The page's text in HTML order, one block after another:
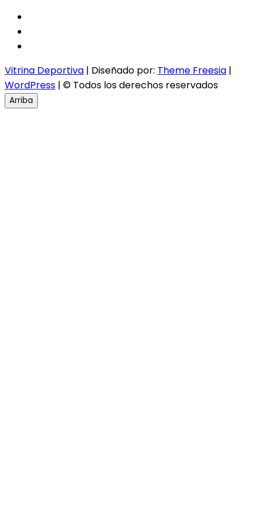
Vitrina Deportiva | Diseñado por: Theme Freesia |
WordPress | © Todos los derechos reservados
Arriba